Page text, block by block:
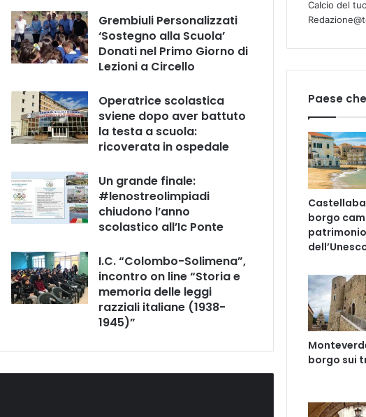
Grembiuli Personalizzati
‘Sostegno alla Scuola’
Donati nel Primo Giorno di
Lezioni a Circello
Operatrice scolastica
sviene dopo aver battuto
la testa a scuola:
ricoverata in ospedale
Un grande finale:
#lenostreolimpiadi
chiudono l’anno
scolastico all’Ic Ponte
I.C. “Colombo-Solimena”,
incontro on line “Storia e
memoria delle leggi
razziali italiane (1938-
1945)”
Calcio del
Paese
borgo
patrimonio
borgo sui